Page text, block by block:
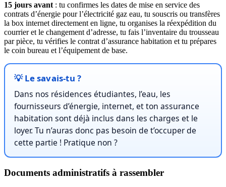
15 jours avant : tu confirmes les dates de mise en service des
contrats d’énergie pour l’électricité gaz eau, tu souscris ou transfères
la box internet directement en ligne, tu organises la réexpédition du
courrier et le changement d’adresse, tu fais l’inventaire du trousseau
par pièce, tu vérifies le contrat d’assurance habitation et tu prépares
le coin bureau et l’équipement de base.
💡 Le savais-tu ?
Dans nos résidences étudiantes, l’eau, les
fournisseurs d’énergie, internet, et ton assurance
habitation sont déjà inclus dans les charges et le
loyer. Tu n’auras donc pas besoin de t’occuper de
cette partie ! Pratique non ?
Documents administratifs à rassembler